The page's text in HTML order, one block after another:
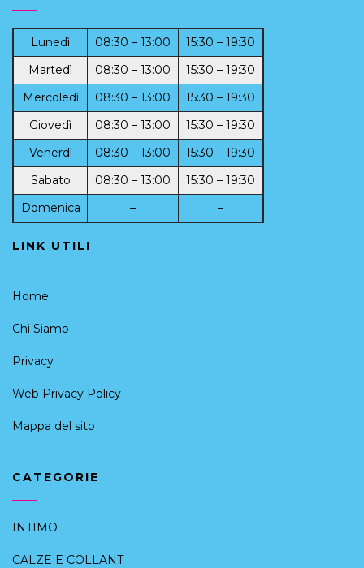
Lunedì 08:30 – 13:00
15:30 – 19:30
Martedì
08:30 – 13:00
15:30 – 19:30
Mercoledì
08:30 – 13:00
15:30 – 19:30
Giovedì
08:30 – 13:00
15:30 – 19:30
Venerdì
08:30 – 13:00
15:30 – 19:30
Sabato
08:30 – 13:00
15:30 – 19:30
Domenica
– –
LINK UTILI
Home
Chi Siamo
Privacy
Web Privacy Policy
Mappa del sito
CATEGORIE
INTIMO
CALZE E COLLANT